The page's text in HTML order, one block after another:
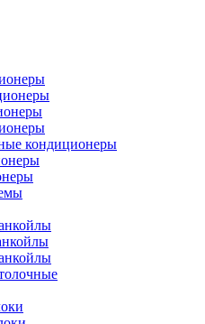
кондиционеры